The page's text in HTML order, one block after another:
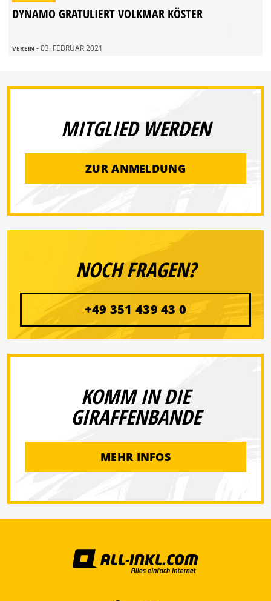
DYNAMO GRATULIERT VOLKMAR KÖSTER
VEREIN - 03. FEBRUAR 2021
MITGLIED WERDEN
ZUR ANMELDUNG
NOCH FRAGEN?
+49 351 439 43 0
KOMM IN DIE
GIRAFFENBANDE
MEHR INFOS